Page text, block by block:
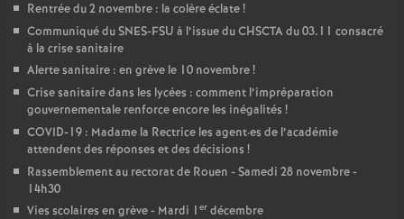
Rentrée du 2 novembre : la colère éclate!
Communiqué du SNES-FSU à l’issue du CHSCTA du 03.11 consacré
à la crise sanitaire
Alerte sanitaire : en grève le 10 novembre!
Crise sanitaire dans les lycées : comment l’impréparation
gouvernementale renforce encore les inégalités !
COVID-19 : Madame la Rectrice les agent·es de l’académie
attendent des réponses et des décisions !
Rassemblement au rectorat de Rouen - Samedi 28 novembre -
14h30
Vies scolaires en grève - Mardi 1 er décembre